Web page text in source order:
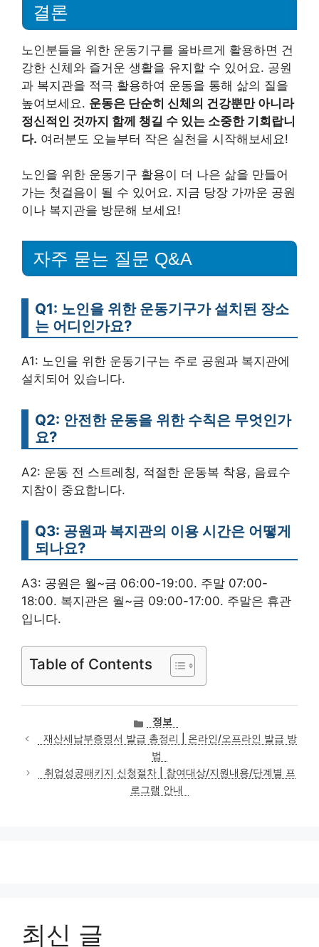
결론
노인분들을 위한 운동기구를 올바르게 활용하면 건
강한 신체와 즐거운 생활을 유지할 수 있어요. 공원
과 복지관을 적극 활용하여 운동을 통해 삶의 질을
높여보세요. 운동은 단순히 신체의 건강뿐만 아니라
정신적인 것까지 함께 챙길 수 있는 소중한 기회랍니
다. 여러분도 오늘부터 작은 실천을 시작해보세요!
노인을 위한 운동기구 활용이 더 나은 삶을 만들어
가는 첫걸음이 될 수 있어요. 지금 당장 가까운 공원
이나 복지관을 방문해 보세요!
자주 묻는 질문 Q&A
Q1: 노인을 위한 운동기구가 설치된 장소
는 어디인가요?
A1: 노인을 위한 운동기구는 주로 공원과 복지관에
설치되어 있습니다.
Q2: 안전한 운동을 위한 수칙은 무엇인가
요?
A2: 운동 전 스트레칭, 적절한 운동복 착용, 음료수
지참이 중요합니다.
Q3: 공원과 복지관의 이용 시간은 어떻게
되나요?
A3: 공원은 월~금 06:00-19:00. 주말 07:00-
18:00. 복지관은 월~금 09:00-17:00. 주말은 휴관
입니다.
Table of Contents
카
테
고
리
정보
재산세납부증명서 발급 총정리 | 온라인/오프라인 발급 방
법
취업성공패키지 신청절차 | 참여대상/지원내용/단계별 프
로그램 안내
최신 글